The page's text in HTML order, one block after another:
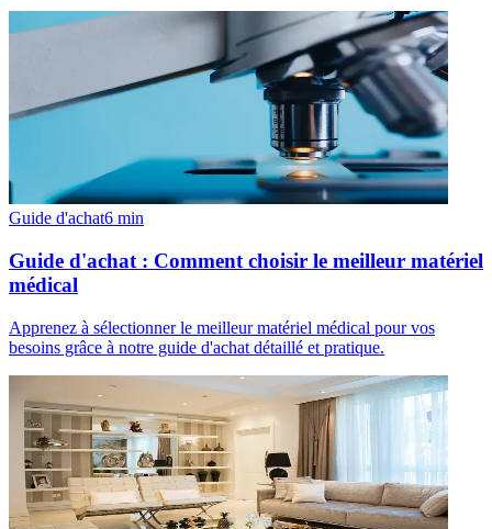
Guide d'achat6 min
Guide d'achat : Comment choisir le meilleur matériel
médical
Apprenez à sélectionner le meilleur matériel médical pour vos
besoins grâce à notre guide d'achat détaillé et pratique.